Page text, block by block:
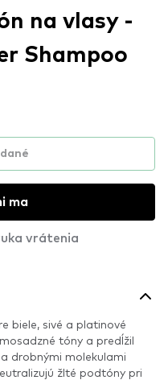
na vlasy -
Shampoo
ma
vrátenia
biele, sivé a platinové
tóny a predĺžil
drobnými molekulami
žlté podtóny pri